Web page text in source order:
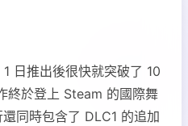
日推出後很快就突破了 10
終於登上 Steam 的國際舞
同時包含了 DLC1 的追加